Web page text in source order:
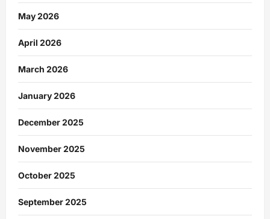
May 2026
April 2026
March 2026
January 2026
December 2025
November 2025
October 2025
September 2025